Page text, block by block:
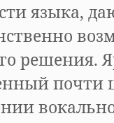
языка,
решения.
почти